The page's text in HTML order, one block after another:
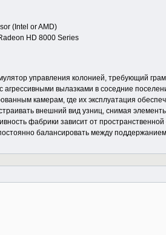
(Intel or AMD)
HD 8000 Series
управления колонией, требующий
агрессивными вылазками в соседние
камерам, где их эксплуатация
внешний вид узниц, снимая
фабрики зависит от
балансировать между